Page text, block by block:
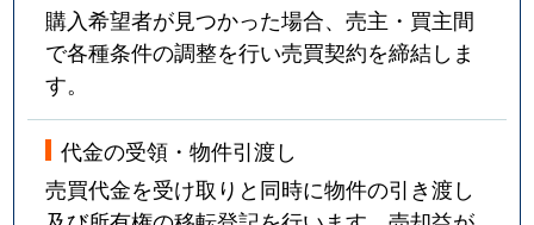
松野木
9,200万円
つくば
みどりの
4,000万円
みどりの
みどりの
4,000万円
みどりの
みどりの
12,000万円
みどりの
購入希望者が見つかった場合、売主・買主間
で各種条件の調整を行い売買契約を締結しま
す。
代金の受領・物件引渡し
売買代金を受け取りと同時に物件の引き渡し